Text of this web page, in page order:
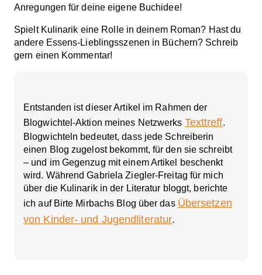
Anregungen für deine eigene Buchidee!
Spielt Kulinarik eine Rolle in deinem Roman? Hast du
andere Essens-Lieblingsszenen in Büchern? Schreib
gern einen Kommentar!
Entstanden ist dieser Artikel im Rahmen der
Blogwichtel-Aktion meines Netzwerks Texttreff.
Blogwichteln bedeutet, dass jede Schreiberin
einen Blog zugelost bekommt, für den sie schreibt
– und im Gegenzug mit einem Artikel beschenkt
wird. Während Gabriela Ziegler-Freitag für mich
über die Kulinarik in der Literatur bloggt, berichte
ich auf Birte Mirbachs Blog über das Übersetzen
von Kinder- und Jugendliteratur.